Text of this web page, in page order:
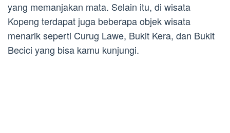
yang memanjakan mata. Selain itu, di wisata
Kopeng terdapat juga beberapa objek wisata
menarik seperti Curug Lawe, Bukit Kera, dan Bukit
Becici yang bisa kamu kunjungi.